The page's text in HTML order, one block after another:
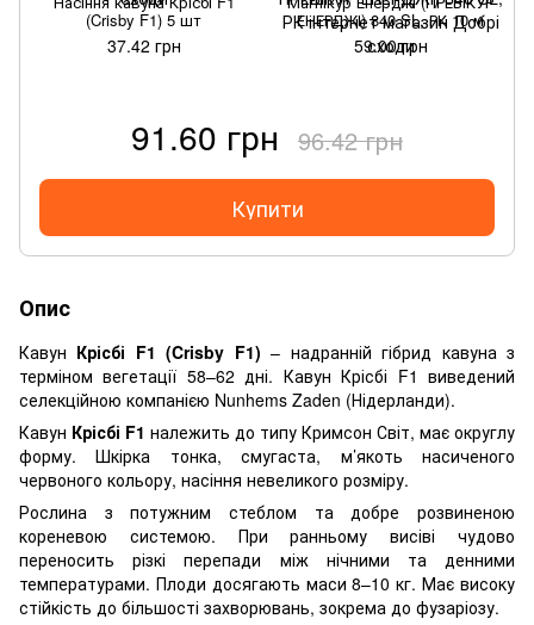
(Crisby F1) 5 шт
37.42 грн
ЕНЕРДЖІ) 840 SL, РК 10 м
59.00 грн
91.60 грн 96.42 грн
Купити
Опис
Кавун Крісбі F1 (Crisby F1) – надранній гібрид кавуна з
терміном вегетації 58–62 дні. Кавун Крісбі F1 виведений
селекційною компанією Nunhems Zaden (Нідерланди).
Кавун Крісбі F1 належить до типу Кримсон Світ, має округлу
форму. Шкірка тонка, смугаста, м’якоть насиченого
червоного кольору, насіння невеликого розміру.
Рослина з потужним стеблом та добре розвиненою
кореневою системою. При ранньому висіві чудово
переносить різкі перепади між нічними та денними
температурами. Плоди досягають маси 8–10 кг. Має високу
стійкість до більшості захворювань, зокрема до фузаріозу.